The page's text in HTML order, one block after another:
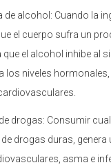
de alcohol: Cuando la
el cuerpo sufra un
el alcohol inhibe al
los niveles
drogas: Consumir
drogas duras, genera
asma e